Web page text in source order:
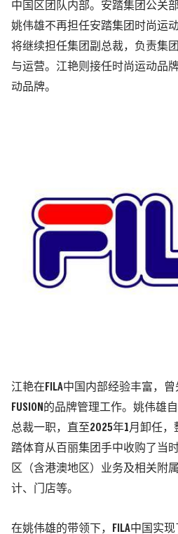
中国区团队内部。安踏集团公关
姚伟雄不再担任安踏集团时尚运
将继续担任集团副总裁，负责集
与运营。江艳则接任时尚运动品
动品牌。
江艳在FILA中国内部经验丰富，曾
FUSION的品牌管理工作。姚伟雄
总裁一职，直至2025年1月卸任
踏体育从百丽集团手中收购了当
区（含港澳地区）业务及相关附
计、门店等。
在姚伟雄的带领下，FILA中国实